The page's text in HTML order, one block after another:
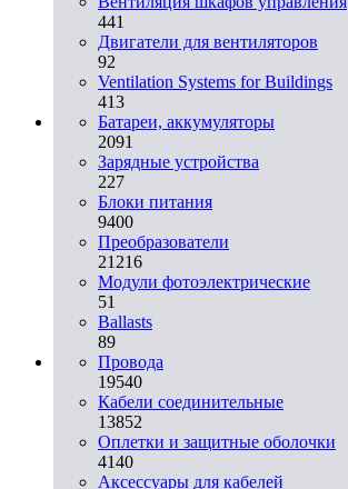
441
Двигатели для вентиляторов
92
Ventilation Systems for Buildings
413
Батареи, аккумуляторы
2091
Зарядные устройства
227
Блоки питания
9400
Преобразователи
21216
Модули фотоэлектрические
51
Ballasts
89
Провода
19540
Кабели соединительные
13852
Оплетки и защитные оболочки
4140
Аксессуары для кабелей